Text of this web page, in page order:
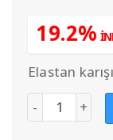
19.2%
Elastan